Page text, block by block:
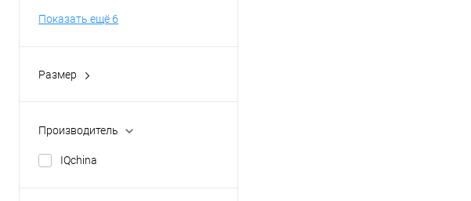
Показать ещё 6
Размер
Производитель
IQchina